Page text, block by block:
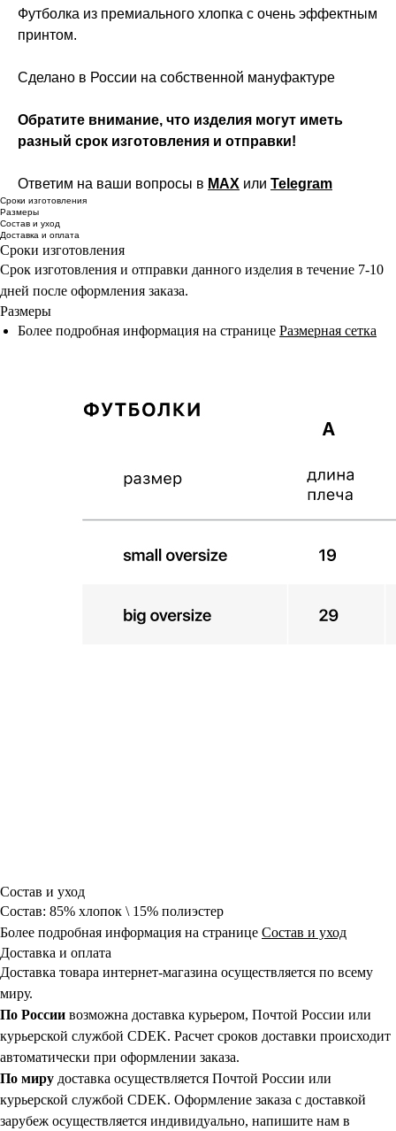
Футболка из премиального хлопка с очень эффектным
принтом.
Сделано в России на собственной мануфактуре
Обратите внимание, что изделия могут иметь
разный срок изготовления и отправки!
Ответим на ваши вопросы в MAX или Telegram
Сроки изготовления
Размеры
Состав и уход
Доставка и оплата
Сроки изготовления
Срок изготовления и отправки данного изделия в течение 7-10
дней после оформления заказа.
Размеры
Более подробная информация на странице Размерная сетка
Состав и уход
Состав: 85% хлопок \ 15% полиэстер
Более подробная информация на странице Состав и уход
Доставка и оплата
Доставка товара интернет-магазина осуществляется по всему
миру.
По России возможна доставка курьером, Почтой России или
курьерской службой CDEK. Расчет сроков доставки происходит
автоматически при оформлении заказа.
По миру доставка осуществляется Почтой России или
курьерской службой CDEK. Оформление заказа с доставкой
зарубеж осуществляется индивидуально, напишите нам в